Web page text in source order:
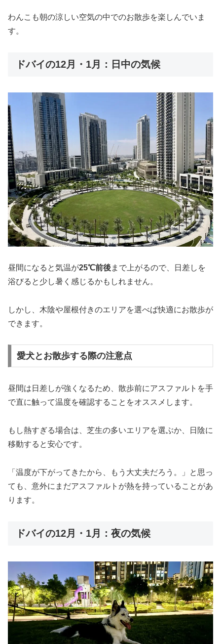
わんこも朝の涼しい空気の中でのお散歩を楽しんでいま
す。
ドバイの12月・1月：日中の気候
昼間になると気温が25℃前後まで上がるので、日差しを
浴びると少し暑く感じるかもしれません。
しかし、木陰や屋根付きのエリアを選べば快適にお散歩が
できます。
愛犬とお散歩する際の注意点
昼間は日差しが強くなるため、散歩前にアスファルトを手
で直に触って温度を確認することをオススメします。
もし熱すぎる場合は、芝生の多いエリアを選ぶか、日陰に
移動すると安心です。
「温度が下がってきたから、もう大丈夫だろう。」と思っ
ても、意外にまだアスファルトが熱を持っていることがあ
ります。
ドバイの12月・1月：夜の気候